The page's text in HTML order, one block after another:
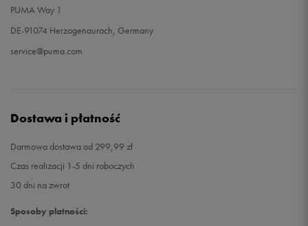
PUMA Way 1
DE-91074 Herzogenaurach, Germany
service@puma.com
Dostawa i płatność
Darmowa dostawa od 299,99 zł
Czas realizacji 1-5 dni roboczych
30 dni na zwrot
Sposoby płatności: